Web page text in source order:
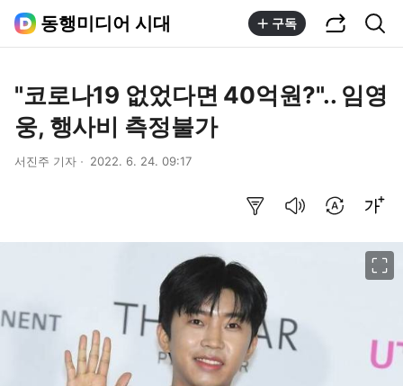
동행미디어 시대 구독
"코로나19 없었다면 40억원?".. 임영
웅, 행사비 측정불가
서진주 기자 2022. 6. 24. 09:17